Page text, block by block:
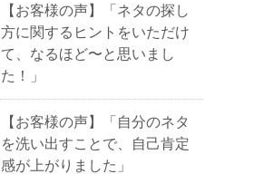
【お客様の声】「ネタの探し
方に関するヒントをいただけ
て、なるほど〜と思いまし
た！」
【お客様の声】「自分のネタ
を洗い出すことで、自己肯定
感が上がりました」